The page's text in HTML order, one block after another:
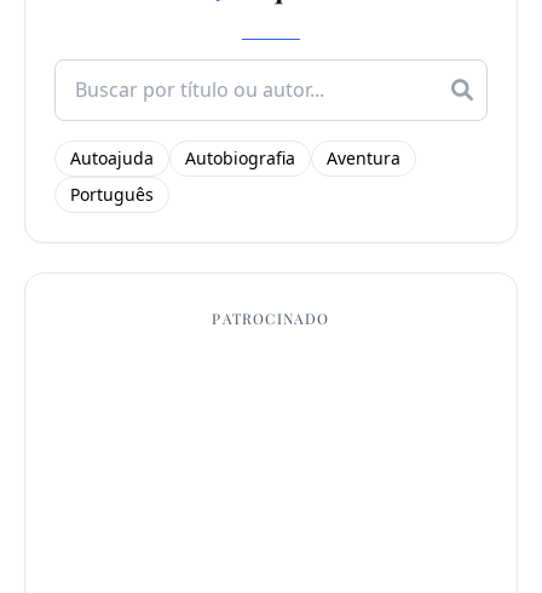
Search
for:
Autoajuda Autobiografia
Aventura
Português
PATROCINADO